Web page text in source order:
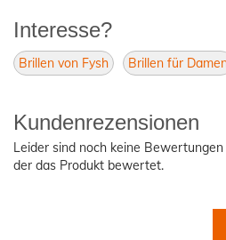
Interesse?
Brillen von Fysh Brillen für
Kundenrezensionen
Leider sind noch keine
der das Produkt bewertet.